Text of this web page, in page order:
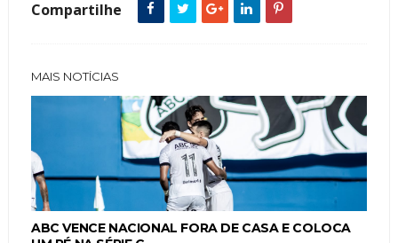
Compartilhe
MAIS NOTÍCIAS
ABC VENCE NACIONAL FORA DE CASA E COLOCA